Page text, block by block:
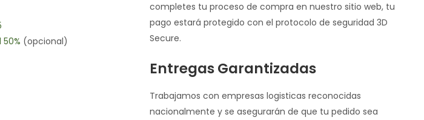
(opcional)
completes tu proceso de compra en nuestro sitio web, tu
pago estará protegido con el protocolo de seguridad 3D
Secure.
Entregas Garantizadas
Trabajamos con empresas logisticas reconocidas
nacionalmente y se asegurarán de que tu pedido sea